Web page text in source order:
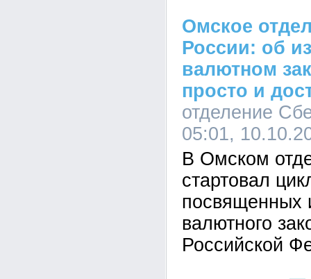
Омское
России: об
валютном
просто и
отделение
05:01,
В Омском
стартовал
посвященных
валютного
Российской